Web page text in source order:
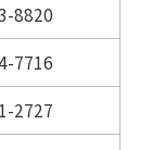
8820
7716
2727